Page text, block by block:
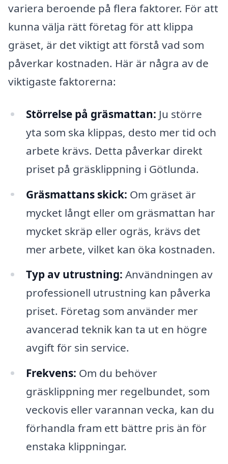
variera beroende på flera faktorer. För att
kunna välja rätt företag för att klippa
gräset, är det viktigt att förstå vad som
påverkar kostnaden. Här är några av de
viktigaste faktorerna:
Störrelse på gräsmattan: Ju större
yta som ska klippas, desto mer tid och
arbete krävs. Detta påverkar direkt
priset på gräsklippning i Götlunda.
Gräsmattans skick: Om gräset är
mycket långt eller om gräsmattan har
mycket skräp eller ogräs, krävs det
mer arbete, vilket kan öka kostnaden.
Typ av utrustning: Användningen av
professionell utrustning kan påverka
priset. Företag som använder mer
avancerad teknik kan ta ut en högre
avgift för sin service.
Frekvens: Om du behöver
gräsklippning mer regelbundet, som
veckovis eller varannan vecka, kan du
förhandla fram ett bättre pris än för
enstaka klippningar.